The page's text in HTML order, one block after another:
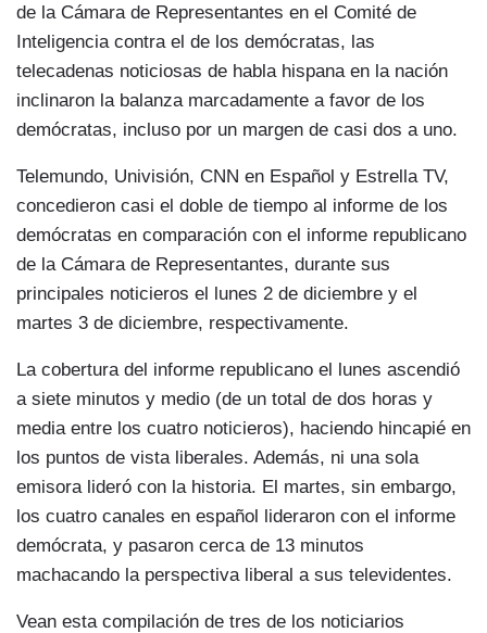
de la Cámara de Representantes en el Comité de
Inteligencia contra el de los demócratas, las
telecadenas noticiosas de habla hispana en la nación
inclinaron la balanza marcadamente a favor de los
demócratas, incluso por un margen de casi dos a uno.
Telemundo, Univisión, CNN en Español y Estrella TV,
concedieron casi el doble de tiempo al informe de los
demócratas en comparación con el informe republicano
de la Cámara de Representantes, durante sus
principales noticieros el lunes 2 de diciembre y el
martes 3 de diciembre, respectivamente.
La cobertura del informe republicano el lunes ascendió
a siete minutos y medio (de un total de dos horas y
media entre los cuatro noticieros), haciendo hincapié en
los puntos de vista liberales. Además, ni una sola
emisora lideró con la historia. El martes, sin embargo,
los cuatro canales en español lideraron con el informe
demócrata, y pasaron cerca de 13 minutos
machacando la perspectiva liberal a sus televidentes.
Vean esta compilación de tres de los noticiarios